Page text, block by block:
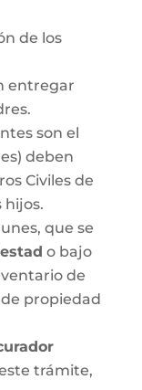
de los
entregar
son el
deben
Civiles de
hijos.
que se
o bajo
de
de propiedad
trámite,